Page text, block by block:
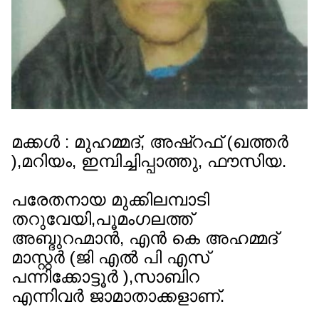
മക്കൾ : മുഹമ്മദ്‌, അഷ്‌റഫ്‌ (ഖത്തർ
),മറിയം, ഇമ്പിച്ചിപ്പാത്തു, ഫൗസിയ.
പരേതനായ മുക്കിലമ്പാടി
തറുവേയി,പൂമംഗലത്ത്
അബ്ദുറഹ്മാൻ, എൻ കെ അഹമ്മദ്
മാസ്റ്റർ (ജി എൽ പി എസ്
പന്നിക്കോട്ടൂർ ),സാബിറ
എന്നിവർ ജാമാതാക്കളാണ്.